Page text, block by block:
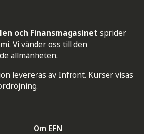
och Finansmagasinet sprider
Vi vänder oss till den
allmänheten.
levereras av Infront. Kurser visas
Om EFN